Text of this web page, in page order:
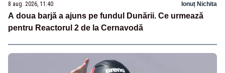
8 aug. 2026, 11:40 Ionuț Nichita
A doua barjă a ajuns pe fundul Dunării. Ce urmează
pentru Reactorul 2 de la Cernavodă